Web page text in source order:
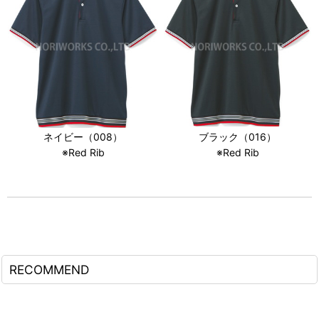
ネイビー（008）
※Red Rib
ブラック（016）
※Red Rib
RECOMMEND